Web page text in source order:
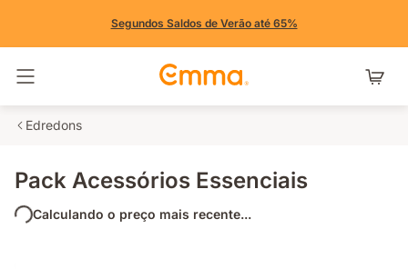
Segundos Saldos de Verão até 65%
Edredons
Pack Acessórios Essenciais
Calculando o preço mais recente...